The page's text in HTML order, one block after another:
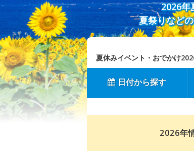
2026年
夏祭りなど
夏休みイベント・おでかけ
日付から探す
2026年